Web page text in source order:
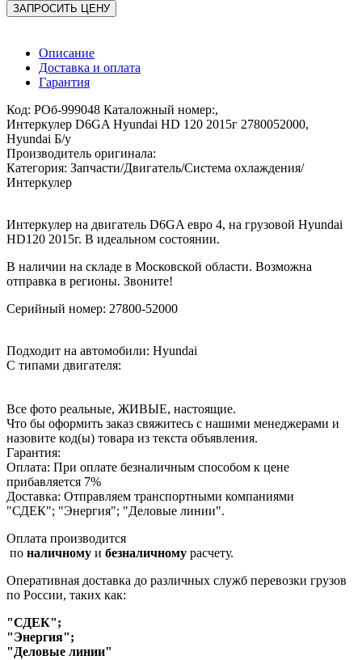
ЗАПРОСИТЬ ЦЕНУ
Описание
Доставка и оплата
Гарантия
Код: РОб-999048 Каталожный номер:,
Интеркулер D6GA Hyundai HD 120 2015г 2780052000,
Hyundai Б/у
Производитель оригинала:
Категория: Запчасти/Двигатель/Система охлаждения/
Интеркулер
Интеркулер на двигатель D6GA евро 4, на грузовой Hyundai
HD120 2015г. В идеальном состоянии.
В наличии на складе в Московской области. Возможна
отправка в регионы. Звоните!
Серийный номер: 27800-52000
Подходит на автомобили: Hyundai
С типами двигателя:
Все фото реальные, ЖИВЫЕ, настоящие.
Что бы оформить заказ свяжитесь с нашими менеджерами и
назовите код(ы) товара из текста объявления.
Гарантия:
Оплата: При оплате безналичным способом к цене
прибавляется 7%
Доставка: Отправляем транспортными компаниями
"СДЕК"; "Энергия"; "Деловые линии".
Оплата производится
по наличному и безналичному расчету.
Оперативная доставка до различных служб перевозки грузов
по России, таких как:
"СДЕК";
"Энергия";
"Деловые линии"